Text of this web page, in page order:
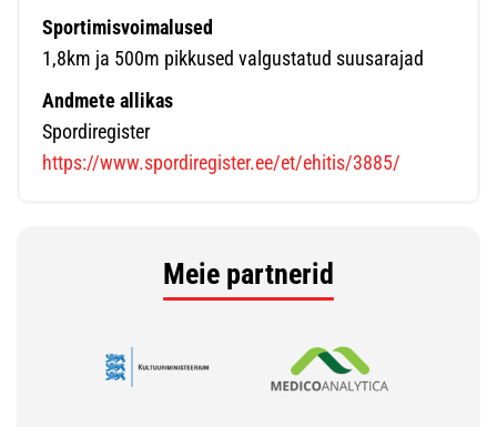
Sportimisvoimalused
1,8km ja 500m pikkused valgustatud suusarajad
Andmete allikas
Spordiregister
https://www.spordiregister.ee/et/ehitis/3885/
Meie partnerid